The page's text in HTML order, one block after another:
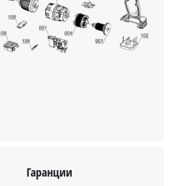
visitor. The website owner needs to setup
the site with their CMP to add this content
to the list of technologies used.
Powered by Usercentrics Consent
Гаранции